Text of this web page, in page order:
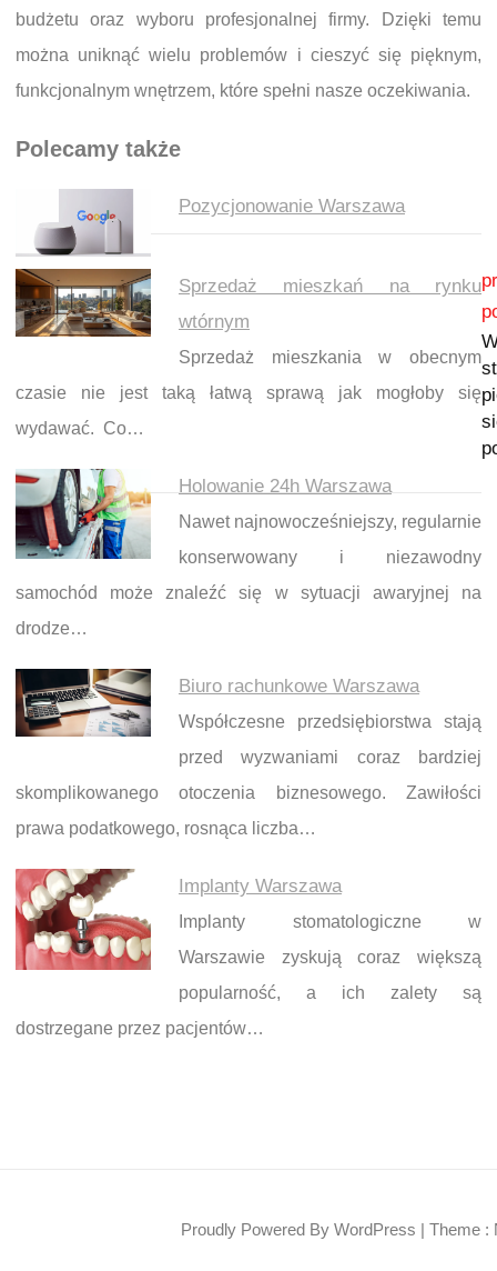
budżetu oraz wyboru profesjonalnej firmy. Dzięki temu
można uniknąć wielu problemów i cieszyć się pięknym,
funkcjonalnym wnętrzem, które spełni nasze oczekiwania.
Polecamy także
Pozycjonowanie Warszawa
Sprzedaż mieszkań na rynku
wtórnym
Sprzedaż mieszkania w obecnym
czasie nie jest taką łatwą sprawą jak mogłoby się
wydawać. Co…
Holowanie 24h Warszawa
Nawet najnowocześniejszy, regularnie
konserwowany i niezawodny
samochód może znaleźć się w sytuacji awaryjnej na
drodze…
Biuro rachunkowe Warszawa
Współczesne przedsiębiorstwa stają
przed wyzwaniami coraz bardziej
skomplikowanego otoczenia biznesowego. Zawiłości
prawa podatkowego, rosnąca liczba…
Implanty Warszawa
Implanty stomatologiczne w
Warszawie zyskują coraz większą
popularność, a ich zalety są
dostrzegane przez pacjentów…
Nawigacja wpisu
Proudly Powered By WordPress | Theme :